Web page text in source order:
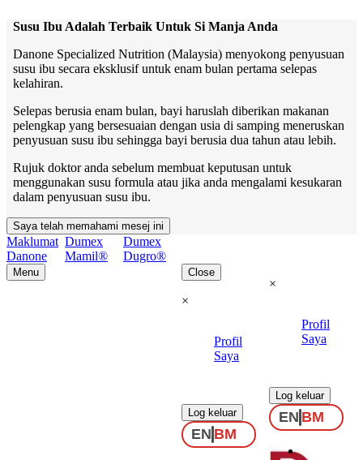
Susu Ibu Adalah Terbaik Untuk Si Manja Anda
Danone Specialized Nutrition (Malaysia) menyokong penyusuan
susu ibu secara eksklusif untuk enam bulan pertama selepas
kelahiran.
Selepas berusia enam bulan, bayi haruslah diberikan makanan
pelengkap yang bersesuaian dengan usia di samping meneruskan
penyusuan susu ibu sehingga bayi berusia dua tahun atau lebih.
Rujuk doktor anda sebelum membuat keputusan untuk
menggunakan susu formula atau jika anda mengalami kesukaran
dalam penyusuan susu ibu.
Saya telah memahami mesej ini
Maklumat
Danone
Dumex
Mamil®
Dumex
Dugro®
Menu Close
×
Profil
Saya
Log keluar
EN BM
×
Profil
Saya
Log keluar
EN BM